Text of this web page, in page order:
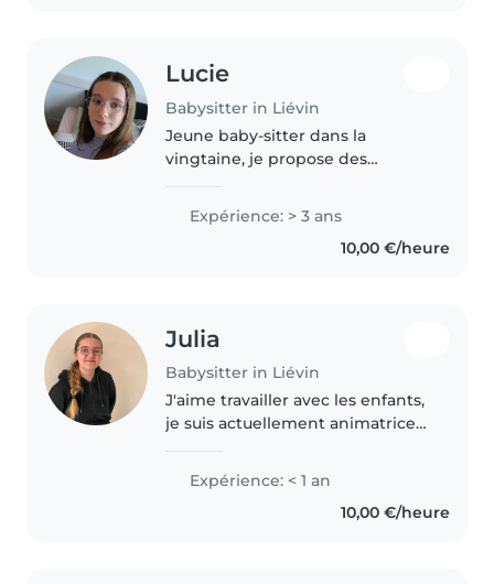
Lucie
Babysitter in Liévin
Jeune baby-sitter dans la
vingtaine, je propose des
ans d'expérience auprès des
tout-petits (bébés, enfants en
Expérience: > 3 ans
10,00 €/heure
Julia
Babysitter in Liévin
J'aime travailler avec les enfants,
je suis actuellement animatrice
maternelle et je dispose aussi du
BAFA. J'aimerais faire du
babysitting pendants..
Expérience: < 1 an
10,00 €/heure